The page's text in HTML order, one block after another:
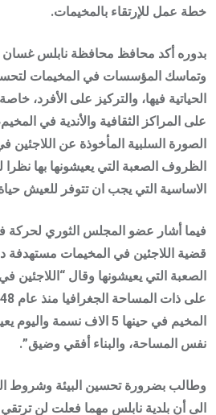
خطة عمل للإرتقاء بالمخيمات.
بدوره أكد محافظ محافظة نابلس
وتماسك المؤسسات في المخيمات
الحياتية فيها، والتركيز على الأفرد،
على المراكز الثقافية والأندية في
الصورة السلبية المأخوذة عن
الظروف الصعبة التي يعيشونها بها
الاساسية التي يجب ان تتوفر للعيش
فيما أشار عضو المجلس الثوري لحركة
قضية اللاجئين في المخيمات مستهدفة
الصعبة التي يعيشونها وقال “اللاجئين
نفس المساحة، والبناء أفقي وضيق”.
وطالب بضرورة تحسين البيئة وشروط
الى أن بلدية نابلس مهما فعلت لن